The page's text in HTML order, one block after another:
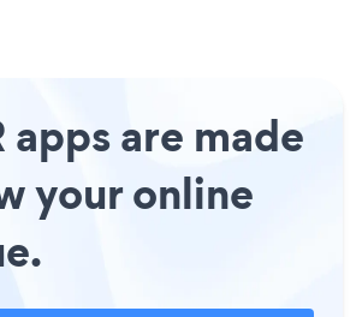
apps are made
your online